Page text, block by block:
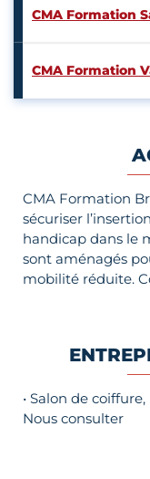
CMA Formation
CMA Formation
CMA Formation
sécuriser
handicap dans le
sont aménagés
mobilité réduite.
• Salon de
Nous consulter